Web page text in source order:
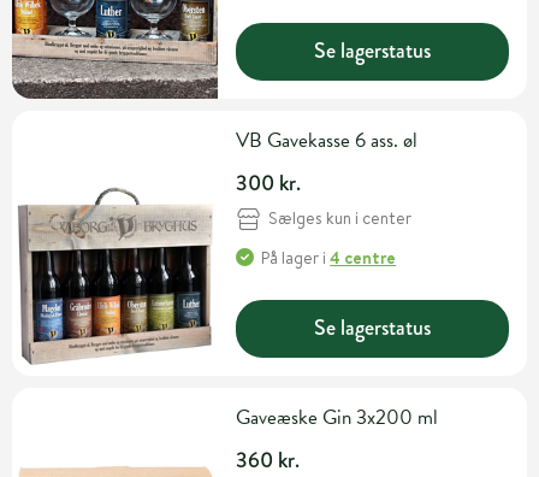
Se lagerstatus
VB Gavekasse 6 ass. øl
300 kr.
Sælges kun i center
På lager i4 centre
Se lagerstatus
Gaveæske Gin 3x200 ml
360 kr.